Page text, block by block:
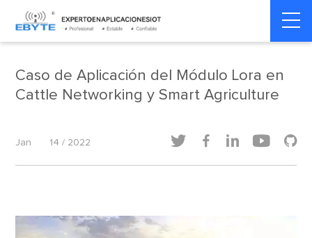
Home > Agricultura Inteligente
Caso de Aplicación del Módulo Lora en
Cattle Networking y Smart Agriculture
Jan 14 / 2022     